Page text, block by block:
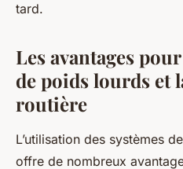
tard.
Les avantages
de poids lourds et
routière
L’utilisation des systèmes de
offre de nombreux